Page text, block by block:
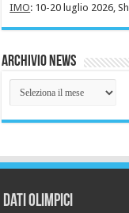
IMO: 10-20 luglio 2026,
Archivio News
Archivio
News
Dati Olimpici